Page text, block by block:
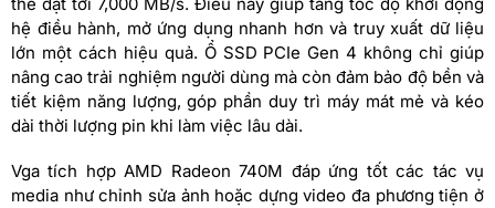
hệ điều hành, mở ứng dụng nhanh hơn và truy xuất dữ liệu
lớn một cách hiệu quả. Ổ SSD PCIe Gen 4 không chỉ giúp
nâng cao trải nghiệm người dùng mà còn đảm bảo độ bền và
tiết kiệm năng lượng, góp phần duy trì máy mát mẻ và kéo
dài thời lượng pin khi làm việc lâu dài.
Vga tích hợp AMD Radeon 740M đáp ứng tốt các tác vụ
media như chỉnh sửa ảnh hoặc dựng video đa phương tiện ở